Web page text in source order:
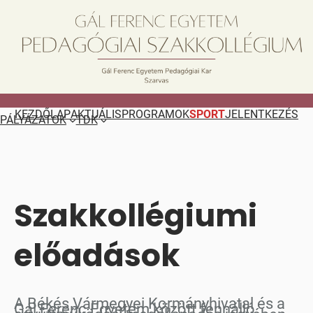
KEZDŐLAPAKTUÁLISPROGRAMOKSPORTJELENTKEZÉS
PÁLYÁZATOK TDK
Szakkollégiumi
előadások
A Békés Vármegyei Kormányhivatal és a
Gál Ferenc Egyetem között fennálló